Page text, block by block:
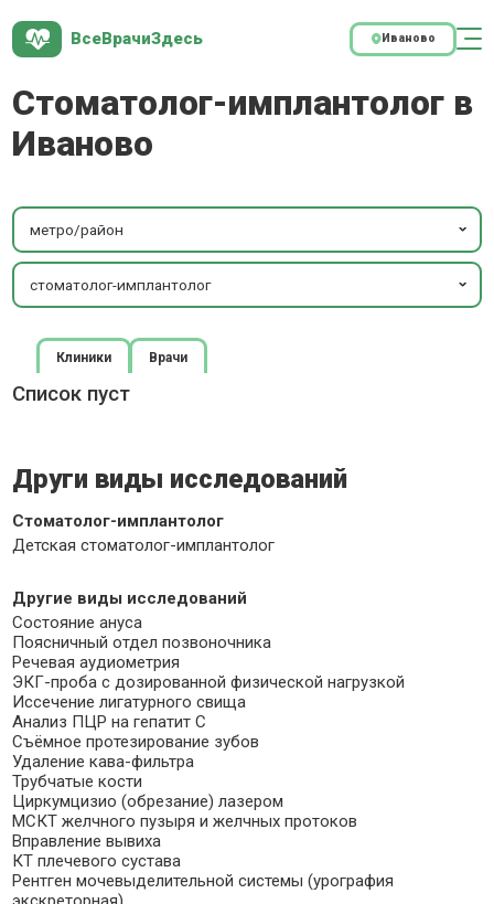
ВсеВрачиЗдесь Иваново
Стоматолог-имплантолог в
Иваново
метро/район
стоматолог-имплантолог
Клиники Врачи
Список пуст
Други виды исследований
Стоматолог-имплантолог
Детская стоматолог-имплантолог
Другие виды исследований
Состояние ануса
Поясничный отдел позвоночника
Речевая аудиометрия
ЭКГ-проба с дозированной физической нагрузкой
Иссечение лигатурного свища
Анализ ПЦР на гепатит С
Съёмное протезирование зубов
Удаление кава-фильтра
Трубчатые кости
Циркумцизио (обрезание) лазером
МСКТ желчного пузыря и желчных протоков
Вправление вывиха
КТ плечевого сустава
Рентген мочевыделительной системы (урография